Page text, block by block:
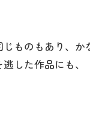
ものもあり、
した作品にも、